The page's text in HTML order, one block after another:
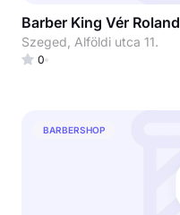
Barber King Vér Roland
Szeged, Alföldi utca 11.
0
BARBERSHOP